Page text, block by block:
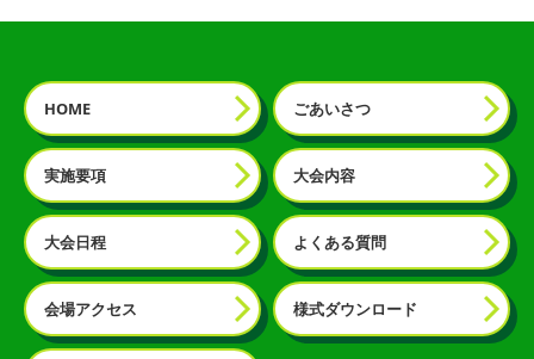
HOME ごあいさつ
実施要項 大会内容
大会日程 よくある質問
会場アクセス 様式ダウンロード